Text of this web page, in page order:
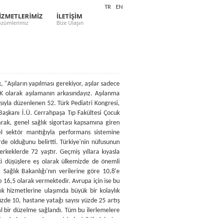
İLETİŞİM
Bize Ulaşın
TR EN
yaptı. "TEK TEK AŞILAMA YÜZDE 90" Çocuklarda aşılanmanın önemine de değinen, Prof. Dr. Vural, "Çocuk sağlığı açısından çok önemli bir koruyucu hekimlik yöntemidir. Bugün itibariyle, gelişmiş ülkeler arasında bile en çok sayıda hastalığa karşı aşılama yapan ülkelerden biri konumundayız. Bu tabii ki ülkemiz çocukları açısından çok sevindirici bir durumdur. Aşılama oranları da tek tek her aşı için yüzde 90'lar düzeyindeyken, tüm aşıların tam olarak yapıldığı çocuk oranımız yüzde 74'tür. Tam aşılama konusunda biraz daha yol almamız gerekiyor" dedi. DİJİTAL DÜNYADA 3-4 YAŞIN ÖNEMİ Dijital ortamda fazla yaşayan çocukların konuşmalarının geciktiğine değinen Prof. Dr. Vural, "Otistik bir takım bulgular oraya çıkıyor. 2-3 yaşına kadar çocukların dijital dünya ile temas etmemelerini öneriyorum. Aileler çok mutlu oluyor çocukları Ipad kullanmaya başladıklarında. Oysa o Ipadler zaten 3-4 yaşındaki çocukların kullanabilmesi için yapılmıştır. Kullanabilmesi çocuğun zeki veya başarılı olduğunu göstermez. Ama bu şekilde yorumlanıyor" ifadelerini kullandı. "AŞILARIN YAPILMASI GEREKİYOR" Türkiye'deki aşı tartışmalarına da değinen Prof. Dr. Vural, "Aşıların yapılması gerekiyor, aşılar sadece kişinin çocuğunu değil toplumu da koruyor. Siz aşı ile hastalık riskini azaltırken, etrafa bulaştırmayı da önlüyorsunuz. TPD olarak aşılamanın arkasındayız. Aşılanma çocukların hakkıdır ve bu hak ellerinden alınmamalıdır" dedi. "SURİYELİ ÇOCUKLAR NEDENİYLE AŞILAMA ÖNE ÇEKİLDİ" Prof. Dr. Vural, Suriyeli çocukların aşı durumu ile ilgili ise şu bilgileri verdi: "Riskler artıyor. Sağlık Bakanlığı buna bağlı olarak bir takım aşıları öne çekti. Biz de takip ediyoruz. Kızamık aşısı normalde 1 yaşında yapılırdı ama 9 aya indirildi. Niye risk arttı. Birinci yılda yeniden kızamık aşısı yapılıyor. Risk artınca aşılama öne çekildi. Türkiye'de her sene 60 bin Suriyeli yeni doğan bulunuyor." "EĞİTİMDE EŞİTSİZLİK" Herkese Bilim ve Teknoloji Dergisi Editörü Orhan Bursalı, çevre eğitiminin geniş bir boyutunun olduğunu belirterek, Türkiye'nin bu noktada derin sorunlarının olduğunu söyledi. Türkiye'de çocukların eğitime ulaşım eşitsizliği yaşadığına değinen Bursalı, "Gelir dağılımı eşitsizliği, bütün bunlar çocukların geleceğini etkileyen temel faktörlerinden biridir. Ülkemizde çocuklar arasında eşit bir eğitimim olduğunu söyleyemeyiz. Çocukların yeteneği doğrultusunda, doğuştan aldıkları yetenekleri, dışa vurabilecek ve bunu gerçekleştirebilecek bir atmosfer var mı yok mu temel sorunumuzdur. Çok büyük bi